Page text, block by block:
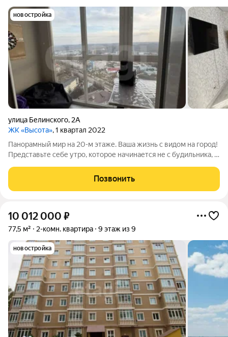
новостройка
улица Белинского, 2А
ЖК «Высота», 1 квартал 2022
Панорамный мир на 20-м этаже. Ваша жизнь с видом на город!
Представьте себе утро, которое начинается не с будильника, а
ногами. Это реальность в этой 2-комнатной квартире на 20-м
этаже в
Позвонить
10 012 000 ₽
77,5 м² 2-комн. квартира 9 этаж из 9
новостройка